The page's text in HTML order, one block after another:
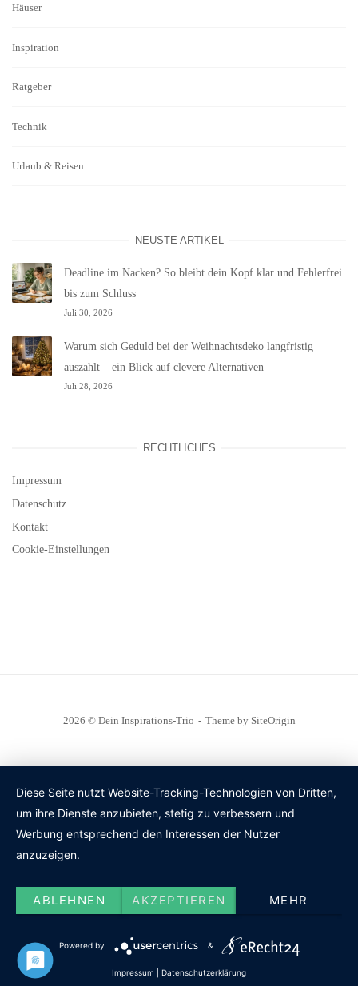
Häuser
Inspiration
Ratgeber
Technik
Urlaub & Reisen
NEUSTE ARTIKEL
Deadline im Nacken? So bleibt dein Kopf klar und Fehlerfrei
bis zum Schluss
Juli 30, 2026
Warum sich Geduld bei der Weihnachtsdeko langfristig
auszahlt – ein Blick auf clevere Alternativen
Juli 28, 2026
RECHTLICHES
Impressum
Datenschutz
Kontakt
Cookie-Einstellungen
2026 © Dein Inspirations-Trio Theme by SiteOrigin
Diese Seite nutzt Website-Tracking-Technologien von Dritten,
um ihre Dienste anzubieten, stetig zu verbessern und
Werbung entsprechend den Interessen der Nutzer
anzuzeigen.
ABLEHNEN AKZEPTIEREN MEHR
Powered by &
Impressum Datenschutzerklärung